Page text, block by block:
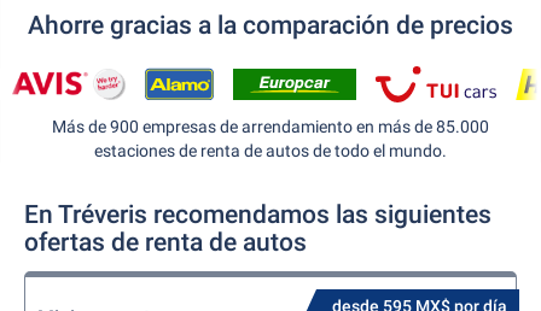
Ahorre gracias a la comparación de precios
Más de 900 empresas de arrendamiento en más de 85.000
estaciones de renta de autos de todo el mundo.
En Tréveris recomendamos las siguientes
ofertas de renta de autos
desde 595 MX$ por día